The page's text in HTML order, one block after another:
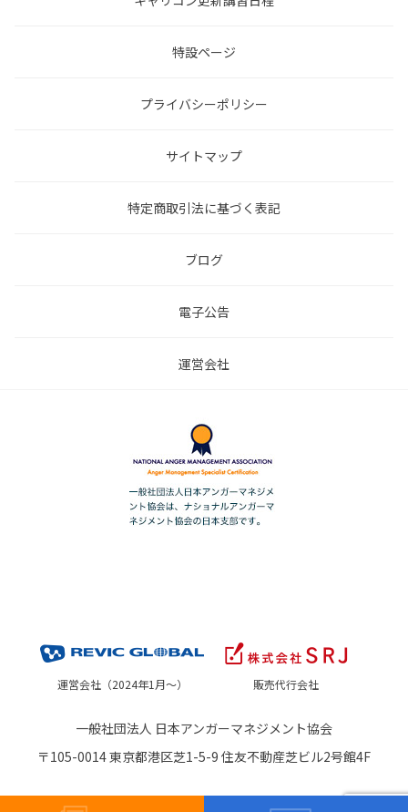
特設ページ
プライバシーポリシー
サイトマップ
特定商取引法に基づく表記
ブログ
電子公告
運営会社
運営会社（2024年1月～） 販売代行会社
一般社団法人 日本アンガーマネジメント協会
〒105-0014 東京都港区芝1-5-9 住友不動産芝ビル2号館4F